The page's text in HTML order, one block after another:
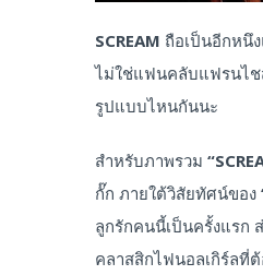
SCREAM ถือเป็นอีกหนึ
ไม่ใช่แฟนคลับแฟรนไช
รูปแบบไหนกันนะ
สำหรับภาพรวม
กั๊ก ภายใต้วิสัยทัศน์ของ
ลูกรักคนนี้เป็นครั้งแรก
คลาสสิกไฟนอลเกิร์ลที่